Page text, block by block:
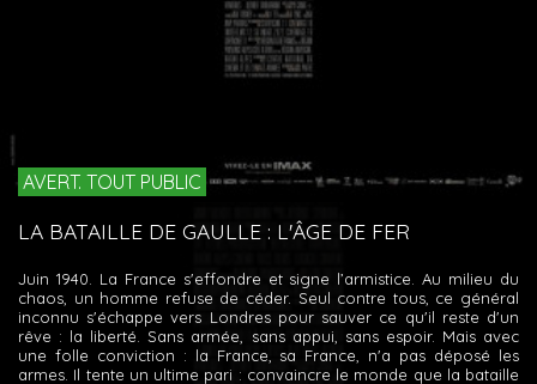
AVERT. TOUT PUBLIC
LA BATAILLE DE GAULLE : L'ÂGE DE FER
Juin 1940. La France s'effondre et signe l’armistice. Au milieu du
chaos, un homme refuse de céder. Seul contre tous, ce général
inconnu s'échappe vers Londres pour sauver ce qu'il reste d'un
rêve : la liberté. Sans armée, sans appui, sans espoir. Mais avec
une folle conviction : la France, sa France, n'a pas déposé les
armes. Il tente un ultime pari : convaincre le monde que la bataille